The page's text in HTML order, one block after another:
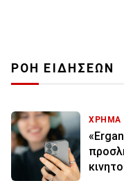
ΡΟΗ ΕΙΔΗΣΕΩΝ
ΧΡΗΜΑ